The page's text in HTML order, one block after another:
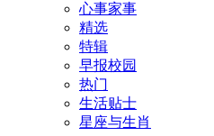
心事家事
精选
特辑
早报校园
热门
生活贴士
星座与生肖